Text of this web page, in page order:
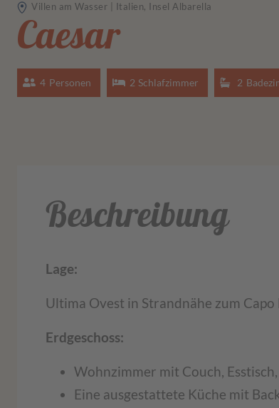
Villen am Wasser | Italien, Insel Albarella
Caesar
Personen
4 Schlafzimmer
2 2
Beschreibung
Lage:
Ultima Ovest in Strandnähe zum Capo
Erdgeschoss:
Wohnzimmer mit Couch,
Eine ausgestattete Küche mit